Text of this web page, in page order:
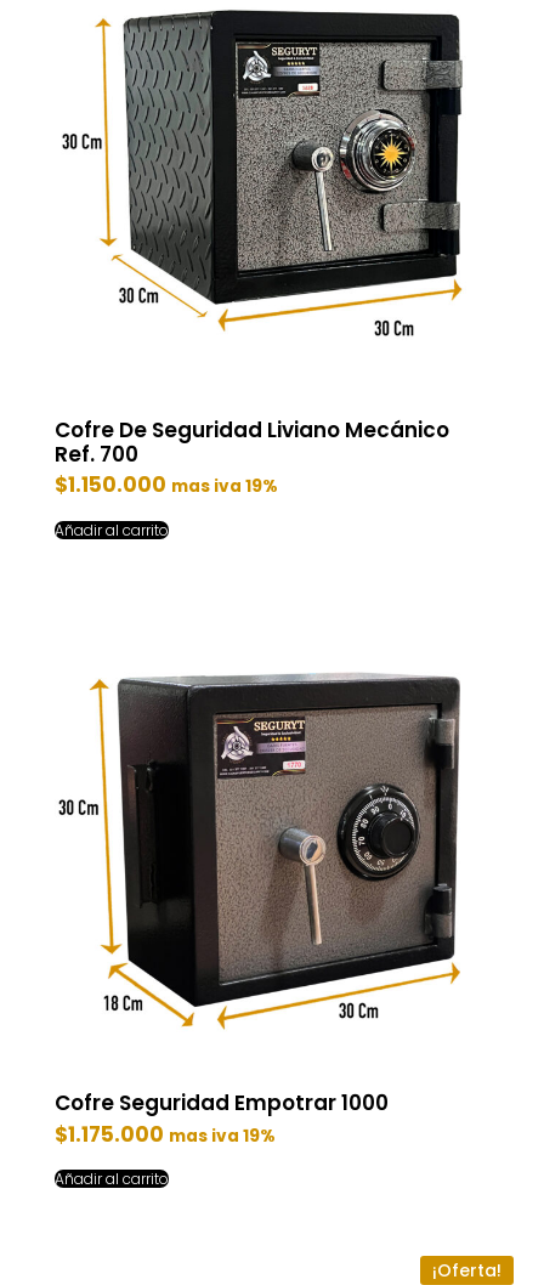
Cofre De Seguridad Liviano Mecánico
Ref. 700
$1.150.000 mas iva 19%
Añadir al carrito
Cofre Seguridad Empotrar 1000
$1.175.000 mas iva 19%
Añadir al carrito
¡Oferta!